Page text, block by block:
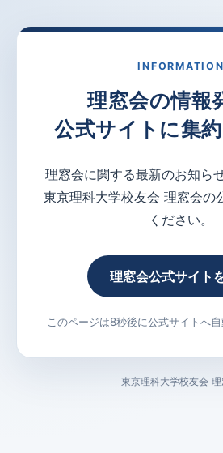
INFORMATION
理窓会の情報
公式サイトに集
理窓会に関する最新のお知ら
東京理科大学校友会 理窓会の
ください。
理窓会公式サイト
このページは8秒後に公式サイトへ自
東京理科大学校友会